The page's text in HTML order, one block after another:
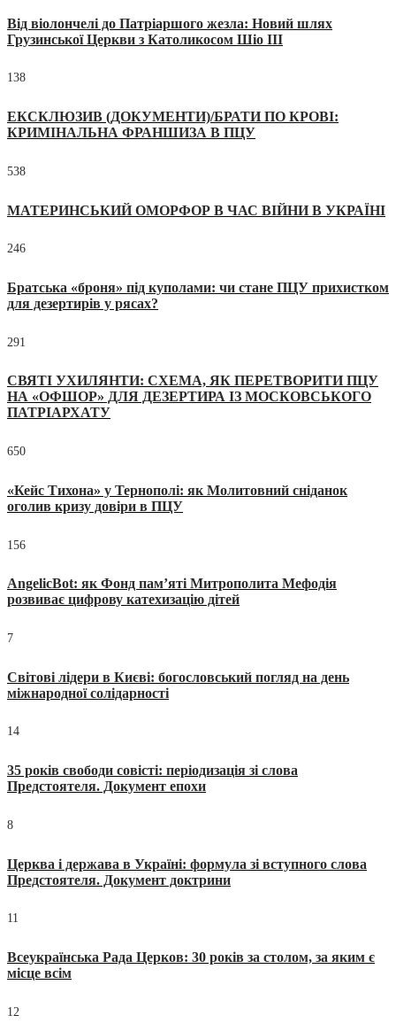
Від віолончелі до Патріаршого жезла: Новий шлях
Грузинської Церкви з Католикосом Шіо III
138
ЕКСКЛЮЗИВ (ДОКУМЕНТИ)/БРАТИ ПО КРОВІ:
КРИМІНАЛЬНА ФРАНШИЗА В ПЦУ
538
МАТЕРИНСЬКИЙ ОМОРФОР В ЧАС ВІЙНИ В УКРАЇНІ
246
Братська «броня» під куполами: чи стане ПЦУ прихистком
для дезертирів у рясах?
291
СВЯТІ УХИЛЯНТИ: СХЕМА, ЯК ПЕРЕТВОРИТИ ПЦУ
НА «ОФШОР» ДЛЯ ДЕЗЕРТИРА ІЗ МОСКОВСЬКОГО
ПАТРІАРХАТУ
650
«Кейс Тихона» у Тернополі: як Молитовний сніданок
оголив кризу довіри в ПЦУ
156
AngelicBot: як Фонд пам’яті Митрополита Мефодія
розвиває цифрову катехизацію дітей
7
Світові лідери в Києві: богословський погляд на день
міжнародної солідарності
14
35 років свободи совісті: періодизація зі слова
Предстоятеля. Документ епохи
8
Церква і держава в Україні: формула зі вступного слова
Предстоятеля. Документ доктрини
11
Всеукраїнська Рада Церков: 30 років за столом, за яким є
місце всім
12